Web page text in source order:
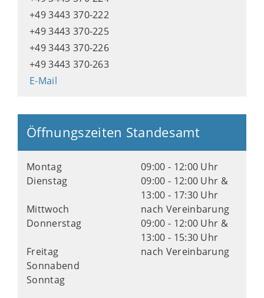
+49 3443 370-222
+49 3443 370-225
+49 3443 370-226
+49 3443 370-263
E-Mail
Öffnungszeiten Standesamt
Montag
09:00 - 12:00 Uhr
Dienstag
09:00 - 12:00 Uhr &
13:00 - 17:30 Uhr
Mittwoch
nach Vereinbarung
Donnerstag
09:00 - 12:00 Uhr &
13:00 - 15:30 Uhr
Freitag
nach Vereinbarung
Sonnabend
Sonntag